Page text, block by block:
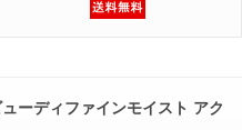
ーディファインモイスト アク